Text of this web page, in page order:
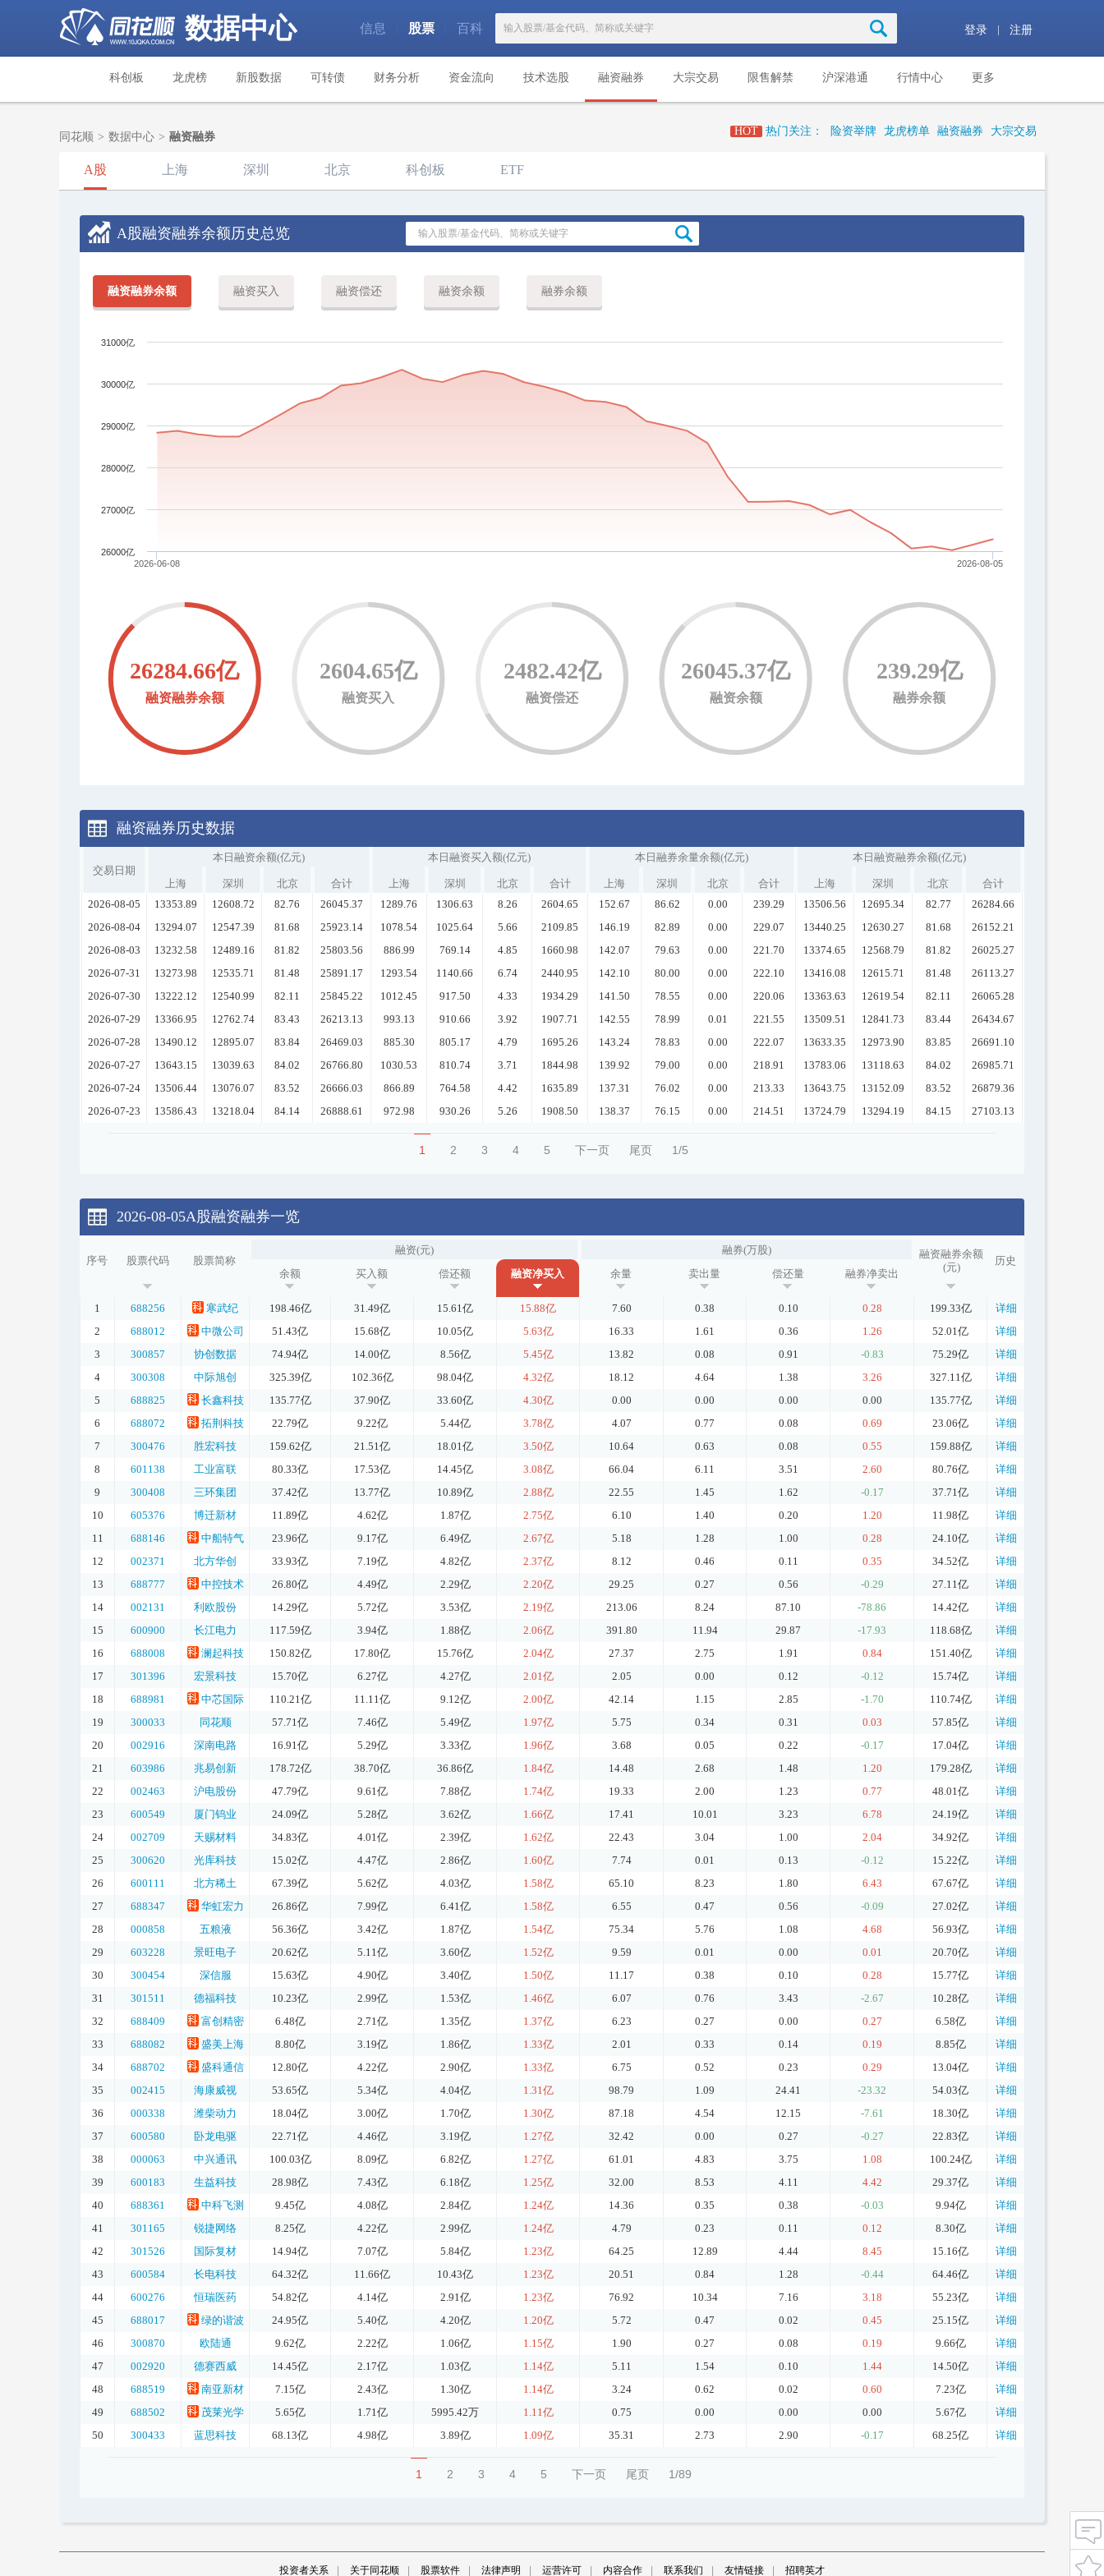
数据中心 信息 股票 百科 登录 | 注册
科创板 龙虎榜 新股数据 可转债 财务分析 资金流向 技术选股 融资融券 大宗交易 限售解禁 沪深港通 行情中心 更多
同花顺 > 数据中心 > 融资融券 HOT 热门关注： 险资举牌 龙虎榜单 融资融券 大宗交易
A股 上海 深圳 北京 科创板 ETF
A股融资融券余额历史总览
融资融券余额 融资买入 融资偿还 融资余额 融券余额
2026-06-08 2026-08-05
26000亿
27000亿
28000亿
29000亿
30000亿
31000亿
26284.66亿
融资融券余额
2604.65亿
融资买入
2482.42亿
融资偿还
26045.37亿
融资余额
239.29亿
融券余额
融资融券历史数据
交易日期
本日融资余额(亿元) 本日融资买入额(亿元) 本日融券余量余额(亿元) 本日融资融券余额(亿元)
上海 深圳 北京 合计 上海 深圳 北京 合计 上海 深圳 北京 合计 上海 深圳 北京
合计
2026-08-05
13353.89 12608.72 82.76 26045.37 1289.76 1306.63 8.26 2604.65 152.67 86.62 0.00 239.29 13506.56 12695.34 82.77
26284.66
2026-08-04
13294.07 12547.39 81.68 25923.14 1078.54 1025.64 5.66 2109.85 146.19 82.89 0.00 229.07 13440.25 12630.27 81.68
26152.21
2026-08-03
13232.58 12489.16 81.82 25803.56 886.99 769.14 4.85 1660.98 142.07 79.63 0.00 221.70 13374.65 12568.79 81.82
26025.27
2026-07-31
13273.98 12535.71 81.48 25891.17 1293.54 1140.66 6.74 2440.95 142.10 80.00 0.00 222.10 13416.08 12615.71 81.48
26113.27
2026-07-30
13222.12 12540.99 82.11 25845.22 1012.45 917.50 4.33 1934.29 141.50 78.55 0.00 220.06 13363.63 12619.54 82.11
26065.28
2026-07-29
13366.95 12762.74 83.43 26213.13 993.13 910.66 3.92 1907.71 142.55 78.99 0.01 221.55 13509.51 12841.73 83.44
26434.67
2026-07-28
13490.12 12895.07 83.84 26469.03 885.30 805.17 4.79 1695.26 143.24 78.83 0.00 222.07 13633.35 12973.90 83.85
26691.10
2026-07-27
13643.15 13039.63 84.02 26766.80 1030.53 810.74 3.71 1844.98 139.92 79.00 0.00 218.91 13783.06 13118.63 84.02
26985.71
2026-07-24
13506.44 13076.07 83.52 26666.03 866.89 764.58 4.42 1635.89 137.31 76.02 0.00 213.33 13643.75 13152.09 83.52
26879.36
2026-07-23
13586.43 13218.04 84.14 26888.61 972.98 930.26 5.26 1908.50 138.37 76.15 0.00 214.51 13724.79 13294.19 84.15 27103.13
1 2 3 4 5 下一页 尾页 1/5
2026-08-05A股融资融券一览
序号 股票代码 股票简称
融资(元) 融券(万股)
融资融券余额
(元)
历史
余额
买入额 偿还额 融资净买入 余量 卖出量 偿还量 融券净卖出
1 688256 寒武纪 198.46亿 31.49亿 15.61亿 15.88亿 7.60 0.38 0.10 0.28 199.33亿
详细
2
688012 中微公司 51.43亿 15.68亿 10.05亿 5.63亿 16.33 1.61 0.36 1.26 52.01亿
详细
3
300857 协创数据 74.94亿 14.00亿 8.56亿 5.45亿 13.82 0.08 0.91 -0.83 75.29亿
详细
4
300308 中际旭创 325.39亿 102.36亿 98.04亿 4.32亿 18.12 4.64 1.38 3.26 327.11亿
详细
5
688825 长鑫科技 135.77亿 37.90亿 33.60亿 4.30亿 0.00 0.00 0.00 0.00 135.77亿
详细
6
688072 拓荆科技 22.79亿 9.22亿 5.44亿 3.78亿 4.07 0.77 0.08 0.69 23.06亿
详细
7
300476 胜宏科技 159.62亿 21.51亿 18.01亿 3.50亿 10.64 0.63 0.08 0.55 159.88亿
详细
8
601138 工业富联 80.33亿 17.53亿 14.45亿 3.08亿 66.04 6.11 3.51 2.60 80.76亿
详细
9
300408 三环集团 37.42亿 13.77亿 10.89亿 2.88亿 22.55 1.45 1.62 -0.17 37.71亿
详细
10
605376 博迁新材 11.89亿 4.62亿 1.87亿 2.75亿 6.10 1.40 0.20 1.20 11.98亿
详细
11
688146 中船特气 23.96亿 9.17亿 6.49亿 2.67亿 5.18 1.28 1.00 0.28 24.10亿
详细
12
002371 北方华创 33.93亿 7.19亿 4.82亿 2.37亿 8.12 0.46 0.11 0.35 34.52亿
详细
13
688777 中控技术 26.80亿 4.49亿 2.29亿 2.20亿 29.25 0.27 0.56 -0.29 27.11亿
详细
14
002131 利欧股份 14.29亿 5.72亿 3.53亿 2.19亿 213.06 8.24 87.10 -78.86 14.42亿
详细
15
600900 长江电力 117.59亿 3.94亿 1.88亿 2.06亿 391.80 11.94 29.87 -17.93 118.68亿
详细
16
688008 澜起科技 150.82亿 17.80亿 15.76亿 2.04亿 27.37 2.75 1.91 0.84 151.40亿
详细
17
301396 宏景科技 15.70亿 6.27亿 4.27亿 2.01亿 2.05 0.00 0.12 -0.12 15.74亿
详细
18
688981 中芯国际 110.21亿 11.11亿 9.12亿 2.00亿 42.14 1.15 2.85 -1.70 110.74亿
详细
19
300033 同花顺 57.71亿 7.46亿 5.49亿 1.97亿 5.75 0.34 0.31 0.03 57.85亿
详细
20
002916 深南电路 16.91亿 5.29亿 3.33亿 1.96亿 3.68 0.05 0.22 -0.17 17.04亿
详细
21
603986 兆易创新 178.72亿 38.70亿 36.86亿 1.84亿 14.48 2.68 1.48 1.20 179.28亿
详细
22
002463 沪电股份 47.79亿 9.61亿 7.88亿 1.74亿 19.33 2.00 1.23 0.77 48.01亿
详细
23
600549 厦门钨业 24.09亿 5.28亿 3.62亿 1.66亿 17.41 10.01 3.23 6.78 24.19亿
详细
24
002709 天赐材料 34.83亿 4.01亿 2.39亿 1.62亿 22.43 3.04 1.00 2.04 34.92亿
详细
25
300620 光库科技 15.02亿 4.47亿 2.86亿 1.60亿 7.74 0.01 0.13 -0.12 15.22亿
详细
26
600111 北方稀土 67.39亿 5.62亿 4.03亿 1.58亿 65.10 8.23 1.80 6.43 67.67亿
详细
27
688347 华虹宏力 26.86亿 7.99亿 6.41亿 1.58亿 6.55 0.47 0.56 -0.09 27.02亿
详细
28
000858 五粮液 56.36亿 3.42亿 1.87亿 1.54亿 75.34 5.76 1.08 4.68 56.93亿
详细
29
603228 景旺电子 20.62亿 5.11亿 3.60亿 1.52亿 9.59 0.01 0.00 0.01 20.70亿
详细
30
300454 深信服 15.63亿 4.90亿 3.40亿 1.50亿 11.17 0.38 0.10 0.28 15.77亿
详细
31
301511 德福科技 10.23亿 2.99亿 1.53亿 1.46亿 6.07 0.76 3.43 -2.67 10.28亿
详细
32
688409 富创精密 6.48亿 2.71亿 1.35亿 1.37亿 6.23 0.27 0.00 0.27 6.58亿
详细
33
688082 盛美上海 8.80亿 3.19亿 1.86亿 1.33亿 2.01 0.33 0.14 0.19 8.85亿
详细
34
688702 盛科通信 12.80亿 4.22亿 2.90亿 1.33亿 6.75 0.52 0.23 0.29 13.04亿
详细
35
002415 海康威视 53.65亿 5.34亿 4.04亿 1.31亿 98.79 1.09 24.41 -23.32 54.03亿
详细
36
000338 潍柴动力 18.04亿 3.00亿 1.70亿 1.30亿 87.18 4.54 12.15 -7.61 18.30亿
详细
37
600580 卧龙电驱 22.71亿 4.46亿 3.19亿 1.27亿 32.42 0.00 0.27 -0.27 22.83亿
详细
38
000063 中兴通讯 100.03亿 8.09亿 6.82亿 1.27亿 61.01 4.83 3.75 1.08 100.24亿
详细
39
600183 生益科技 28.98亿 7.43亿 6.18亿 1.25亿 32.00 8.53 4.11 4.42 29.37亿
详细
40
688361 中科飞测 9.45亿 4.08亿 2.84亿 1.24亿 14.36 0.35 0.38 -0.03 9.94亿
详细
41
301165 锐捷网络 8.25亿 4.22亿 2.99亿 1.24亿 4.79 0.23 0.11 0.12 8.30亿
详细
42
301526 国际复材 14.94亿 7.07亿 5.84亿 1.23亿 64.25 12.89 4.44 8.45 15.16亿
详细
43
600584 长电科技 64.32亿 11.66亿 10.43亿 1.23亿 20.51 0.84 1.28 -0.44 64.46亿
详细
44
600276 恒瑞医药 54.82亿 4.14亿 2.91亿 1.23亿 76.92 10.34 7.16 3.18 55.23亿
详细
45
688017 绿的谐波 24.95亿 5.40亿 4.20亿 1.20亿 5.72 0.47 0.02 0.45 25.15亿
详细
46
300870 欧陆通 9.62亿 2.22亿 1.06亿 1.15亿 1.90 0.27 0.08 0.19 9.66亿
详细
47
002920 德赛西威 14.45亿 2.17亿 1.03亿 1.14亿 5.11 1.54 0.10 1.44 14.50亿
详细
48
688519 南亚新材 7.15亿 2.43亿 1.30亿 1.14亿 3.24 0.62 0.02 0.60 7.23亿
详细
49
688502 茂莱光学 5.65亿 1.71亿 5995.42万 1.11亿 0.75 0.00 0.00 0.00 5.67亿
详细
50
300433 蓝思科技 68.13亿 4.98亿 3.89亿 1.09亿 35.31 2.73 2.90 -0.17 68.25亿 详细
1 2 3 4 5 下一页 尾页 1/89
投资者关系 关于同花顺 股票软件 法律声明 运营许可 内容合作 联系我们 友情链接 招聘英才